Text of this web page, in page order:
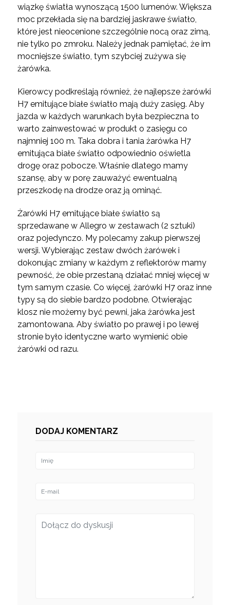
wiązkę światła wynoszącą 1500 lumenów. Większa
moc przekłada się na bardziej jaskrawe światło,
które jest nieocenione szczególnie nocą oraz zimą,
nie tylko po zmroku. Należy jednak pamiętać, że im
mocniejsze światło, tym szybciej zużywa się
żarówka.
Kierowcy podkreślają również, że najlepsze żarówki
H7 emitujące białe światło mają duży zasięg. Aby
jazda w każdych warunkach była bezpieczna to
warto zainwestować w produkt o zasięgu co
najmniej 100 m. Taka dobra i tania żarówka H7
emitująca białe światło odpowiednio oświetla
drogę oraz pobocze. Właśnie dlatego mamy
szansę, aby w porę zauważyć ewentualną
przeszkodę na drodze oraz ją ominąć.
Żarówki H7 emitujące białe światło są
sprzedawane w Allegro w zestawach (2 sztuki)
oraz pojedynczo. My polecamy zakup pierwszej
wersji. Wybierając zestaw dwóch żarówek i
dokonując zmiany w każdym z reflektorów mamy
pewność, że obie przestaną działać mniej więcej w
tym samym czasie. Co więcej, żarówki H7 oraz inne
typy są do siebie bardzo podobne. Otwierając
klosz nie możemy być pewni, jaka żarówka jest
zamontowana. Aby światło po prawej i po lewej
stronie było identyczne warto wymienić obie
żarówki od razu.
DODAJ KOMENTARZ